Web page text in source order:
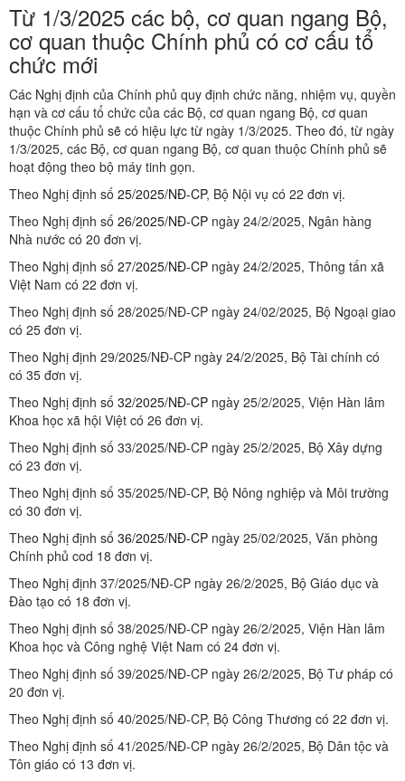
Từ 1/3/2025 các bộ, cơ quan ngang Bộ,
cơ quan thuộc Chính phủ có cơ cấu tổ
chức mới
Các Nghị định của Chính phủ quy định chức năng, nhiệm vụ, quyền
hạn và cơ cấu tổ chức của các Bộ, cơ quan ngang Bộ, cơ quan
thuộc Chính phủ sẽ có hiệu lực từ ngày 1/3/2025. Theo đó, từ ngày
1/3/2025, các Bộ, cơ quan ngang Bộ, cơ quan thuộc Chính phủ sẽ
hoạt động theo bộ máy tinh gọn.
Theo Nghị định số 25/2025/NĐ-CP, Bộ Nội vụ có 22 đơn vị.
Theo Nghị định số 26/2025/NĐ-CP ngày 24/2/2025, Ngân hàng
Nhà nước có 20 đơn vị.
Theo Nghị định số 27/2025/NĐ-CP ngày 24/2/2025, Thông tấn xã
Việt Nam có 22 đơn vị.
Theo Nghị định số 28/2025/NĐ-CP ngày 24/02/2025, Bộ Ngoại giao
có 25 đơn vị.
Theo Nghị định 29/2025/NĐ-CP ngày 24/2/2025, Bộ Tài chính có
có 35 đơn vị.
Theo Nghị định số 32/2025/NĐ-CP ngày 25/2/2025, Viện Hàn lâm
Khoa học xã hội Việt có 26 đơn vị.
Theo Nghị định số 33/2025/NĐ-CP ngày 25/2/2025, Bộ Xây dựng
có 23 đơn vị.
Theo Nghị định số 35/2025/NĐ-CP, Bộ Nông nghiệp và Môi trường
có 30 đơn vị.
Theo Nghị định số 36/2025/NĐ-CP ngày 25/02/2025, Văn phòng
Chính phủ cod 18 đơn vị.
Theo Nghị định 37/2025/NĐ-CP ngày 26/2/2025, Bộ Giáo dục và
Đào tạo có 18 đơn vị.
Theo Nghị định số 38/2025/NĐ-CP ngày 26/2/2025, Viện Hàn lâm
Khoa học và Công nghệ Việt Nam có 24 đơn vị.
Theo Nghị định số 39/2025/NĐ-CP ngày 26/2/2025, Bộ Tư pháp có
20 đơn vị.
Theo Nghị định số 40/2025/NĐ-CP, Bộ Công Thương có 22 đơn vị.
Theo Nghị định số 41/2025/NĐ-CP ngày 26/2/2025, Bộ Dân tộc và
Tôn giáo có 13 đơn vị.